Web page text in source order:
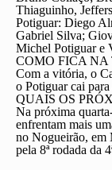
Thiaguinho,
Potiguar: Diego
Gabriel Silva;
Michel Potiguar e
COMO FICA NA
Com a vitória, o
o Potiguar cai
QUAIS OS
Na próxima
enfrentam mais
no Nogueirão, em
pela 8ª rodada da